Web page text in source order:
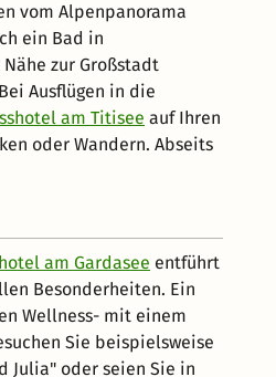
vom Alpenpanorama
ein Bad in
zur Großstadt
Ausflügen in die
am Titisee auf Ihren
oder Wandern. Abseits
am Gardasee entführt
Besonderheiten. Ein
Wellness- mit einem
Sie beispielsweise
Julia" oder seien Sie in